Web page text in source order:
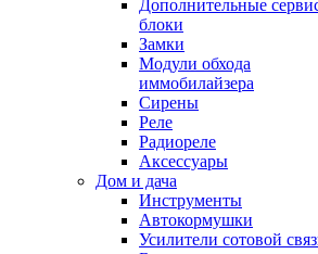
Дополнительные
блоки
Замки
Модули обхода
иммобилайзера
Сирены
Реле
Радиореле
Аксессуары
Дом и дача
Инструменты
Автокормушки
Усилители сотовой